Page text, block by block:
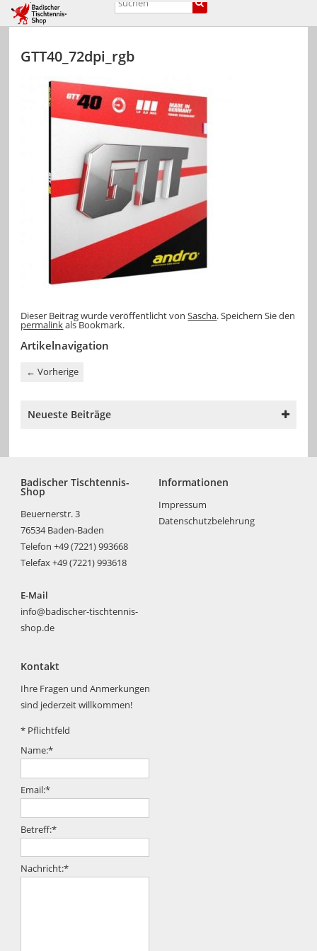
GTT40_72dpi_rgb
Dieser Beitrag wurde veröffentlicht vonSascha. Speichern Sie den
permalinkals Bookmark.
Artikelnavigation
← Vorherige
Neueste Beiträge
Badischer Tischtennis-
Shop
Beuernerstr. 3
76534 Baden-Baden
Telefon +49 (7221) 993668
Telefax +49 (7221) 993618
E-Mail
info@badischer-tischtennis-
shop.de
Informationen
Impressum
Datenschutzbelehrung
Kontakt
Ihre Fragen und Anmerkungen
sind jederzeit willkommen!
* Pflichtfeld
Name:*
Email:*
Betreff:*
Nachricht:*